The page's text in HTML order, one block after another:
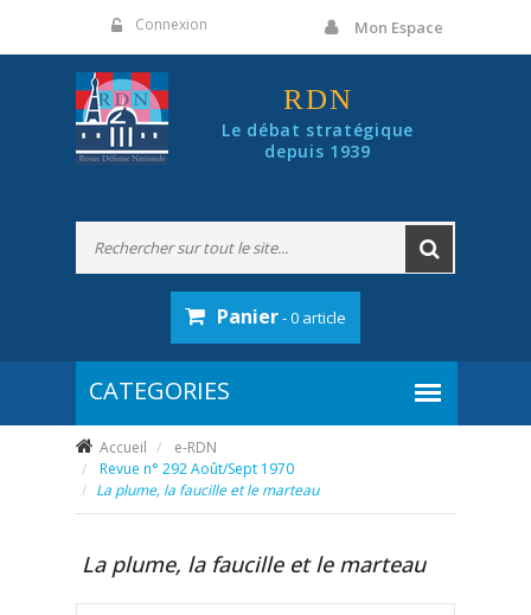
Connexion Mon Espace
RDN
Le débat stratégique
depuis 1939
Panier- 0 article
Accueil
e-RDN
Revue n° 292 Août/Sept 1970
La plume, la faucille et le marteau
La plume, la faucille et le marteau